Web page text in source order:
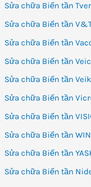
Sửa chữa Biến tần
Sửa chữa Biến tần
Sửa chữa Biến tần
Sửa chữa Biến tần
Sửa chữa Biến tần
Sửa chữa Biến tần
Sửa chữa Biến tần
Sửa chữa Biến tần
Sửa chữa Biến tần
Sửa chữa Biến tần